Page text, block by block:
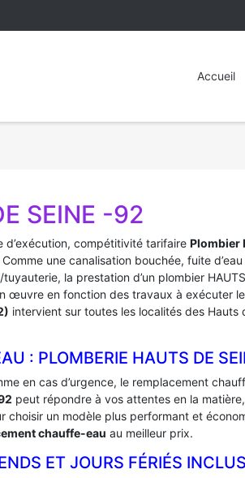
Accueil
SEINE -92
compétitivité tarifaire Plombier
une canalisation bouchée, fuite
la prestation d’un plombier
œuvre en fonction des travaux à exécuter
intervient sur toutes les localités des Hauts
: PLOMBERIE HAUTS DE
en cas d’urgence, le remplacement
peut répondre à vos attentes en la
choisir un modèle plus performant et
chauffe-eau au meilleur prix.
ET JOURS FÉRIÉS INCLUS